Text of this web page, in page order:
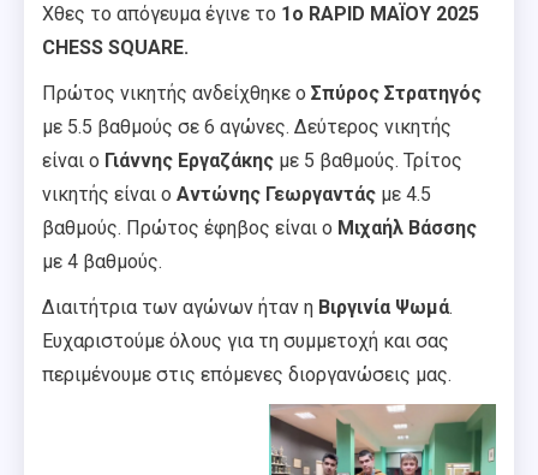
Χθες το απόγευμα έγινε το 1o RAPID ΜΑΪΟΥ 2025
CHESS SQUARE.
Πρώτος νικητής ανδείχθηκε ο Σπύρος Στρατηγός
με 5.5 βαθμούς σε 6 αγώνες. Δεύτερος νικητής
είναι ο Γιάννης Εργαζάκης με 5 βαθμούς. Τρίτος
νικητής είναι ο Αντώνης Γεωργαντάς με 4.5
βαθμούς. Πρώτος έφηβος είναι ο Μιχαήλ Βάσσης
με 4 βαθμούς.
Διαιτήτρια των αγώνων ήταν η Βιργινία Ψωμά.
Ευχαριστούμε όλους για τη συμμετοχή και σας
περιμένουμε στις επόμενες διοργανώσεις μας.